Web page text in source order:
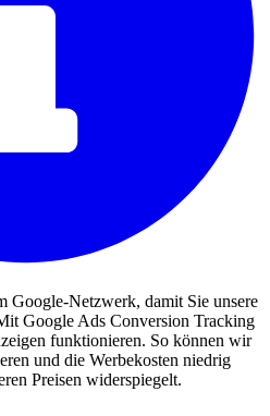
Google-Netzwerk, damit Sie unsere
Google Ads Conversion Tracking
funktionieren. So können wir
und die Werbekosten niedrig
Preisen widerspiegelt.